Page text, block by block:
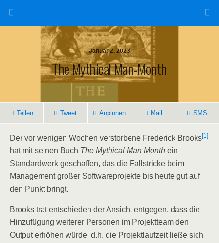
Januar 2, 2023
The Mythical Man-Month
Teilen Tweet Anpinnen Mail SMS
Der vor wenigen Wochen verstorbene Frederick Brooks[1]
hat mit seinen Buch The Mythical Man Month ein
Standardwerk geschaffen, das die Fallstricke beim
Management großer Softwareprojekte bis heute gut auf
den Punkt bringt.
Brooks trat entschieden der Ansicht entgegen, dass die
Hinzufügung weiterer Personen im Projektteam den
Output erhöhen würde, d.h. die Projektlaufzeit ließe sich